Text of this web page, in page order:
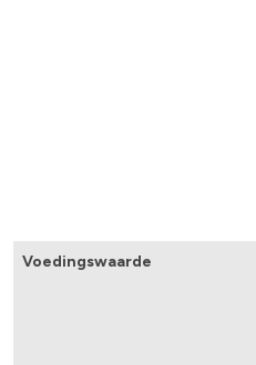
Voedingswaarde